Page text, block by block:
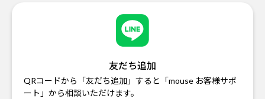
友だち追加
QRコードから「友だち追加」すると「mouse お客様サポ
ート」から相談いただけます。